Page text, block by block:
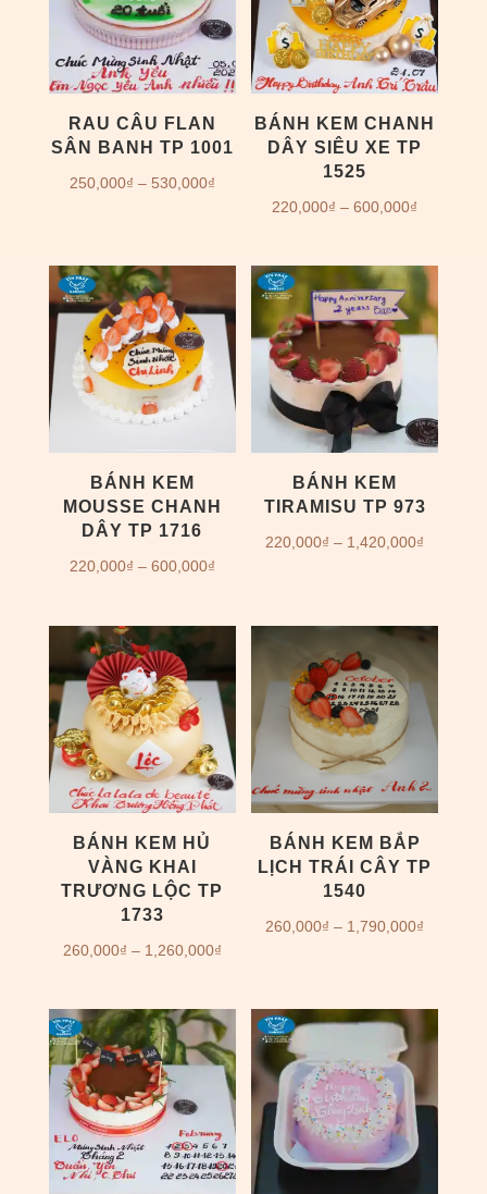
RAU CÂU FLAN
SÂN BANH TP 1001
250,000₫ – 530,000₫Khoảng
250,000₫
530,000₫
BÁNH KEM CHANH
DÂY SIÊU XE TP
1525
220,000₫ – 600,000₫
từ
đến
600,000₫
BÁNH KEM
MOUSSE CHANH
DÂY TP 1716
220,000₫ – 600,000₫Khoảng
từ
đến
600,000₫
BÁNH KEM
TIRAMISU TP 973
220,000₫ – 1,420,000₫
220,000₫
BÁNH KEM HỦ
VÀNG KHAI
TRƯƠNG LỘC TP
1733
260,000₫ – 1,260,000₫Khoảng
từ
260,000₫
đến
1,260,000₫
BÁNH KEM BẮP
LỊCH TRÁI CÂY TP
1540
260,000₫ – 1,790,000₫
260,000₫
đến